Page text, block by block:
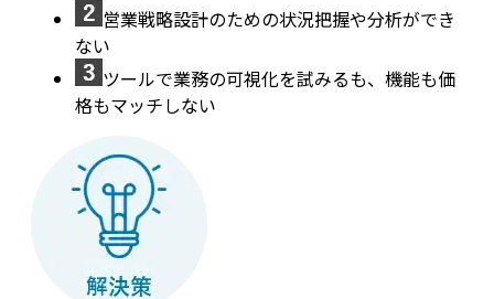
営業戦略設計のための状況把握や分析ができ
ない
ツールで業務の可視化を試みるも、機能も価
格もマッチしない